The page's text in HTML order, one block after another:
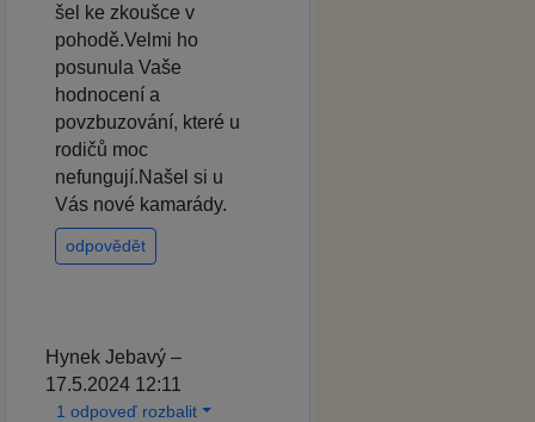
šel ke zkoušce v
pohodě.Velmi ho
posunula Vaše
hodnocení a
povzbuzování, které u
rodičů moc
nefungují.Našel si u
Vás nové kamarády.
odpovědět
Hynek Jebavý –
17.5.2024 12:11
1 odpoveď rozbalit